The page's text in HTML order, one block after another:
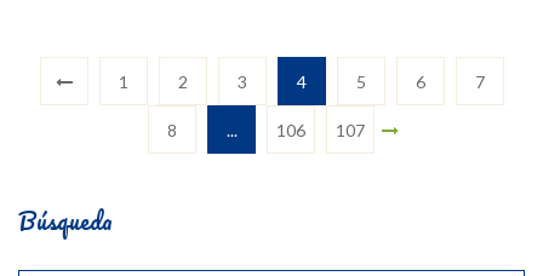
1 2 3 4 5 6 7
8 ... 106 107
Búsqueda